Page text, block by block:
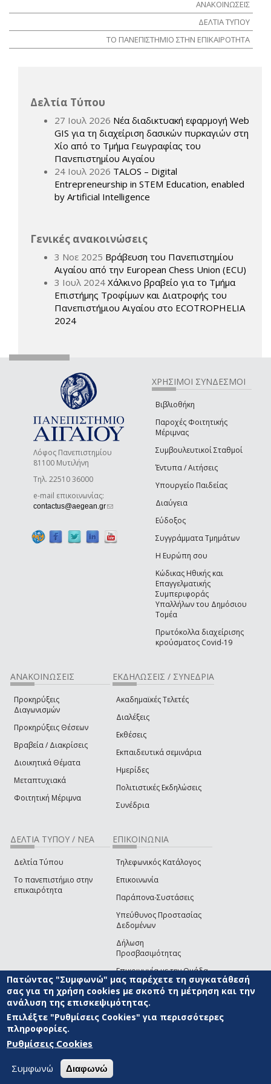
ΑΝΑΚΟΙΝΩΣΕΙΣ
ΔΕΛΤΙΑ ΤΥΠΟΥ
ΤΟ ΠΑΝΕΠΙΣΤΗΜΙΟ ΣΤΗΝ ΕΠΙΚΑΙΡΟΤΗΤΑ
Δελτία Τύπου
27 Ιουλ 2026 Νέα διαδικτυακή εφαρμογή Web
GIS για τη διαχείριση δασικών πυρκαγιών στη
Χίο από το Τμήμα Γεωγραφίας του
Πανεπιστημίου Αιγαίου
24 Ιουλ 2026 TALOS – Digital
Entrepreneurship in STEM Education, enabled
by Artificial Intelligence
Γενικές ανακοινώσεις
3 Νοε 2025 Βράβευση του Πανεπιστημίου
Αιγαίου από την European Chess Union (ECU)
3 Ιουλ 2024 Χάλκινο βραβείο για το Τμήμα
Επιστήμης Τροφίμων και Διατροφής του
Πανεπιστήμιου Αιγαίου στο ECOTROPHELIA
2024
Λόφος Πανεπιστημίου
81100 Μυτιλήνη
Τηλ. 22510 36000
e-mail επικοινωνίας:
contactus@aegean.gr(link sends e-mail)
ΧΡΗΣΙΜΟΙ ΣΥΝΔΕΣΜΟΙ
Βιβλιοθήκη
Παροχές Φοιτητικής
Μέριμνας
Συμβουλευτικοί Σταθμοί
Έντυπα / Αιτήσεις
Υπουργείο Παιδείας
Διαύγεια
Εύδοξος
Συγγράμματα Τμημάτων
Η Ευρώπη σου
Κώδικας Ηθικής και
Επαγγελματικής
Συμπεριφοράς
Υπαλλήλων του Δημόσιου
Τομέα
Πρωτόκολλα διαχείρισης
κρούσματος Covid-19
ΑΝΑΚΟΙΝΩΣΕΙΣ
Προκηρύξεις
Διαγωνισμών
Προκηρύξεις Θέσεων
Βραβεία / Διακρίσεις
Διοικητικά Θέματα
Μεταπτυχιακά
Φοιτητική Μέριμνα
ΕΚΔΗΛΩΣΕΙΣ / ΣΥΝΕΔΡΙΑ
Ακαδημαϊκές Τελετές
Διαλέξεις
Εκθέσεις
Εκπαιδευτικά σεμινάρια
Ημερίδες
Πολιτιστικές Εκδηλώσεις
Συνέδρια
ΔΕΛΤΙΑ ΤΥΠΟΥ / ΝΕΑ
Δελτία Τύπου
Το πανεπιστήμιο στην
επικαιρότητα
ΕΠΙΚΟΙΝΩΝΙΑ
Τηλεφωνικός Κατάλογος
Επικοινωνία
Παράπονα-Συστάσεις
Υπεύθυνος Προστασίας
Δεδομένων
Δήλωση
Προσβασιμότητας
Επικοινωνία με την Ομάδα
Ανάπτυξης του site(link sends e-mail)
© ΠΑΝΕΠΙΣΤΗΜΙΟ ΑΙΓΑΙΟΥ ΟΡΟΙ ΧΡΗΣΗΣ
ΑΝΑΠΤΥΞΗΣ
Πατώντας "Συμφωνώ" μας παρέχετε τη συγκατάθεσή
σας για τη χρήση cookies με σκοπό τη μέτρηση και την
ανάλυση της επισκεψιμότητας.
Επιλέξτε "Ρυθμίσεις Cookies" για περισσότερες
πληροφορίες.
Ρυθμίσεις Cookies
Συμφωνώ Διαφωνώ